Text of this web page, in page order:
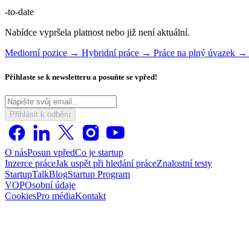
-to-date
Nabídce vypršela platnost nebo již není aktuální.
Mediorní pozice → Hybridní práce → Práce na plný úvazek →
Přihlaste se k newsletteru a posuňte se vpřed!
Přihlásit k odběru
O násPosun vpředCo je startup
Inzerce práceJak uspět při hledání práceZnalostní testy
StartupTalkBlogStartup Program
VOPOsobní údaje
CookiesPro médiaKontakt